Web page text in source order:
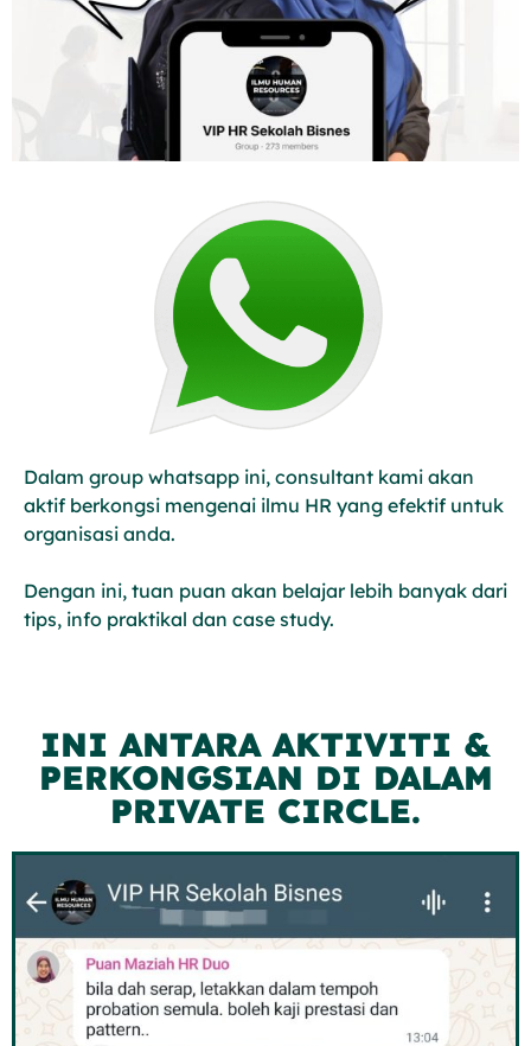
Dalam group whatsapp ini, consultant kami akan
aktif berkongsi mengenai ilmu HR yang efektif untuk
organisasi anda.
Dengan ini, tuan puan akan belajar lebih banyak dari
tips, info praktikal dan case study.
INI ANTARA AKTIVITI &
PERKONGSIAN DI DALAM
PRIVATE CIRCLE.